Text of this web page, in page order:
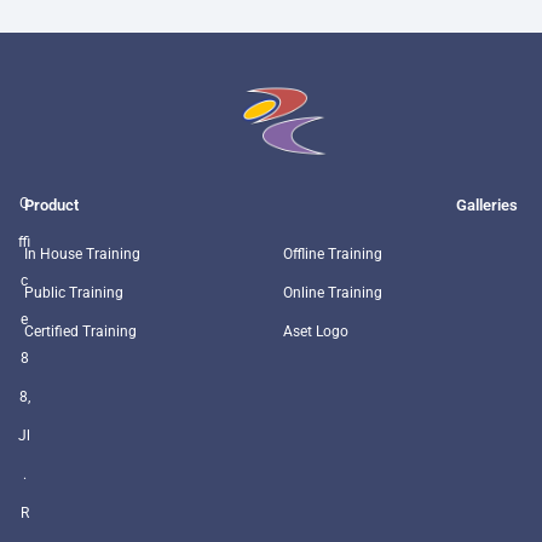
O
ffi
c
e
8
8,
Jl
.
R
Product
In House Training
Public Training
Certified Training
Galleries
Offline Training
Online Training
Aset Logo